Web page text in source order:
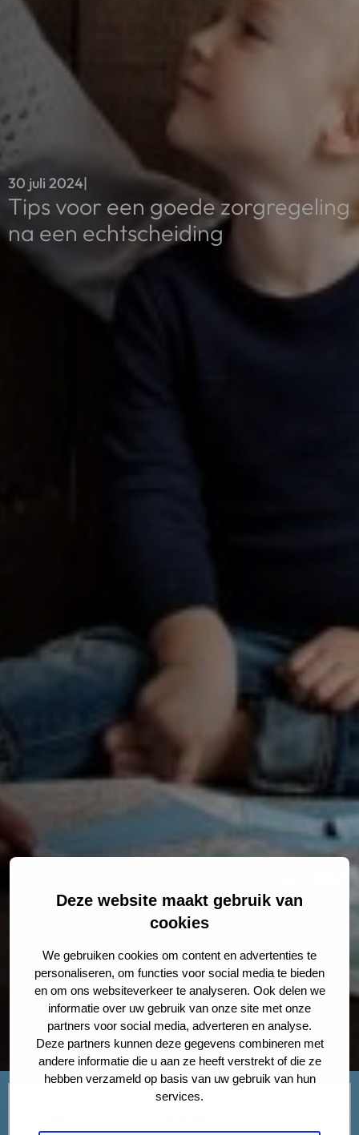
Deze website maakt gebruik van
cookies
We gebruiken cookies om content en advertenties te
personaliseren, om functies voor social media te bieden
en om ons websiteverkeer te analyseren. Ook delen we
informatie over uw gebruik van onze site met onze
partners voor social media, adverteren en analyse.
Deze partners kunnen deze gegevens combineren met
andere informatie die u aan ze heeft verstrekt of die ze
hebben verzameld op basis van uw gebruik van hun
services.
30 juli 2024|
Tips voor een goede zorgregeling
na een echtscheiding